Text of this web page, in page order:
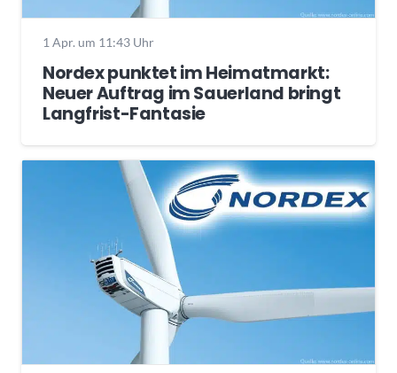
1 Apr. um 11:43 Uhr
Nordex punktet im Heimatmarkt:
Neuer Auftrag im Sauerland bringt
Langfrist-Fantasie